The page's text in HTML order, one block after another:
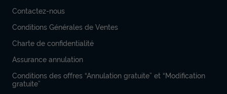
Contactez-nous
Conditions Générales de Ventes
Charte de confidentialité
Assurance annulation
Conditions des offres “Annulation gratuite” et “Modification
gratuite”